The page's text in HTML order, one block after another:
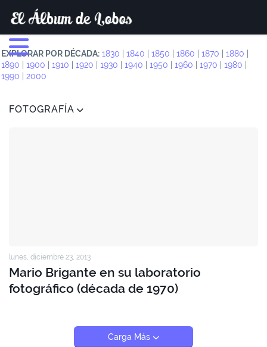
EXPLORAR POR DÉCADA: 1830 1840 1850 1860 1870 1880
1890
1900 1910 1920 1930 1940 1950 1960 1970 1980
1990
2000
FOTOGRAFÍA
lunes, diciembre 23, 2013
Mario Brigante en su laboratorio
fotográfico (década de 1970)
Carga Más